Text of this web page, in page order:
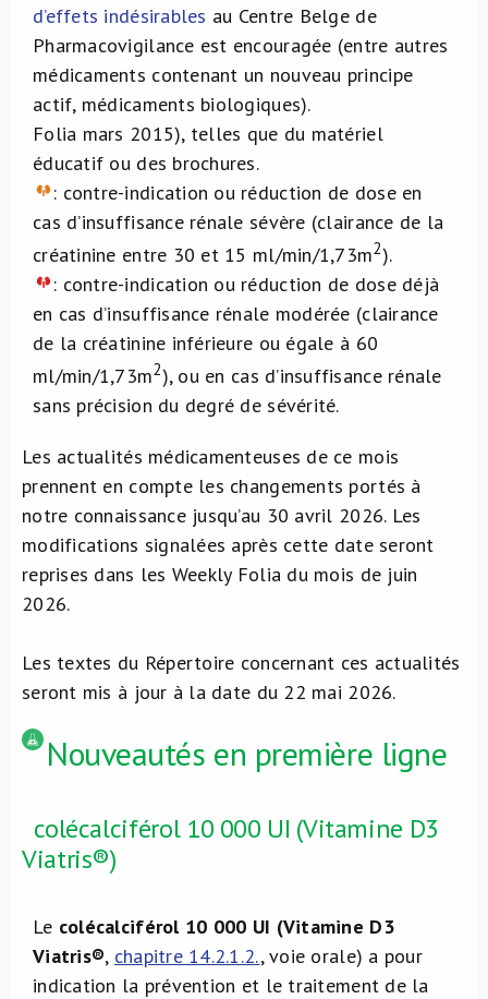
d’effets indésirables au Centre Belge de
Pharmacovigilance est encouragée (entre autres
médicaments contenant un nouveau principe
actif, médicaments biologiques).
Folia mars 2015), telles que du matériel
éducatif ou des brochures.
: contre-indication ou réduction de dose en
cas d’insuffisance rénale sévère (clairance de la
créatinine entre 30 et 15 ml/min/1,73m2).
: contre-indication ou réduction de dose déjà
en cas d’insuffisance rénale modérée (clairance
de la créatinine inférieure ou égale à 60
ml/min/1,73m2), ou en cas d’insuffisance rénale
sans précision du degré de sévérité.
Les actualités médicamenteuses de ce mois
prennent en compte les changements portés à
notre connaissance jusqu’au 30 avril 2026. Les
modifications signalées après cette date seront
reprises dans les Weekly Folia du mois de juin
2026.
Les textes du Répertoire concernant ces actualités
seront mis à jour à la date du 22 mai 2026.
Nouveautés en première ligne
colécalciférol 10 000 UI (Vitamine D3
Viatris®)
Le colécalciférol 10 000 UI (Vitamine D3
Viatris®, chapitre 14.2.1.2., voie orale) a pour
indication la prévention et le traitement de la